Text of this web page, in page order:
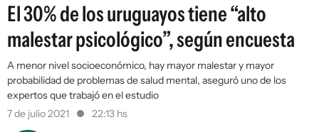
El 30% de los uruguayos tiene “alto
malestar psicológico”, según encuesta
A menor nivel socioeconómico, hay mayor malestar y mayor
probabilidad de problemas de salud mental, aseguró uno de los
expertos que trabajó en el estudio
7 de julio 2021
22:13 hs